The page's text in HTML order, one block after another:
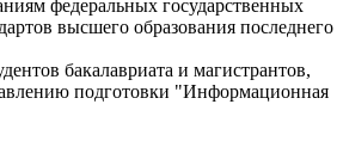
федеральных государственных
высшего образования последнего
бакалавриата и магистрантов,
подготовки "Информационная